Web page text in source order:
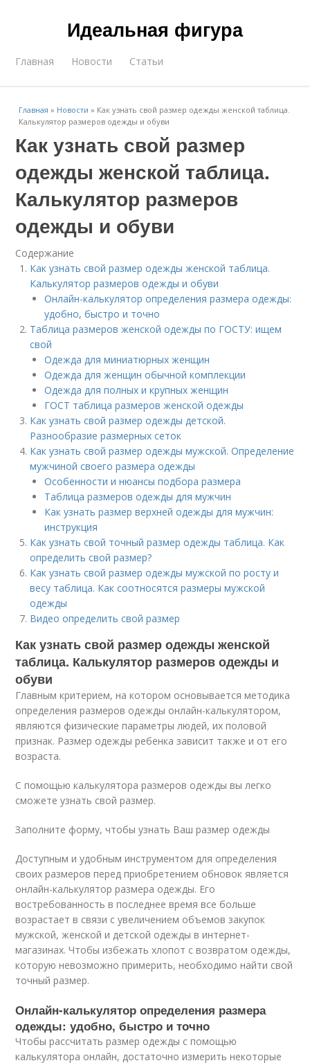
Идеальная фигура
Главная Новости Статьи
Главная » Новости » Как узнать свой размер одежды женской таблица.
Калькулятор размеров одежды и обуви
Как узнать свой размер
одежды женской таблица.
Калькулятор размеров
одежды и обуви
Содержание
Как узнать свой размер одежды женской таблица.
Калькулятор размеров одежды и обуви
Онлайн-калькулятор определения размера одежды:
удобно, быстро и точно
Таблица размеров женской одежды по ГОСТУ: ищем
свой
Одежда для миниатюрных женщин
Одежда для женщин обычной комплекции
Одежда для полных и крупных женщин
ГОСТ таблица размеров женской одежды
Как узнать свой размер одежды детской.
Разнообразие размерных сеток
Как узнать свой размер одежды мужской. Определение
мужчиной своего размера одежды
Особенности и нюансы подбора размера
Таблица размеров одежды для мужчин
Как узнать размер верхней одежды для мужчин:
инструкция
Как узнать свой точный размер одежды таблица. Как
определить свой размер?
Как узнать свой размер одежды мужской по росту и
весу таблица. Как соотносятся размеры мужской
одежды
Видео определить свой размер
Как узнать свой размер одежды женской
таблица. Калькулятор размеров одежды и
обуви
Главным критерием, на котором основывается методика
определения размеров одежды онлайн-калькулятором,
являются физические параметры людей, их половой
признак. Размер одежды ребенка зависит также и от его
возраста.
С помощью калькулятора размеров одежды вы легко
сможете узнать свой размер.
Заполните форму, чтобы узнать Ваш размер одежды
Доступным и удобным инструментом для определения
своих размеров перед приобретением обновок является
онлайн-калькулятор размера одежды. Его
востребованность в последнее время все больше
возрастает в связи с увеличением объемов закупок
мужской, женской и детской одежды в интернет-
магазинах. Чтобы избежать хлопот с возвратом одежды,
которую невозможно примерить, необходимо найти свой
точный размер.
Онлайн-калькулятор определения размера
одежды: удобно, быстро и точно
Чтобы рассчитать размер одежды с помощью
калькулятора онлайн, достаточно измерить некоторые